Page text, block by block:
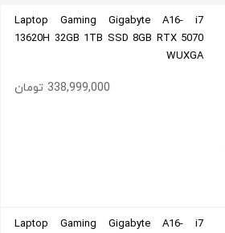
Laptop Gaming Gigabyte A16- i7
13620H 32GB 1TB SSD 8GB RTX 5070
WUXGA
338,999,000 تومان
Laptop Gaming Gigabyte A16- i7